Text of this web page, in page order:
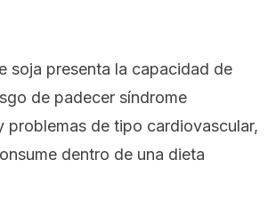
soja presenta la capacidad de
de padecer síndrome
problemas de tipo cardiovascular,
dentro de una dieta